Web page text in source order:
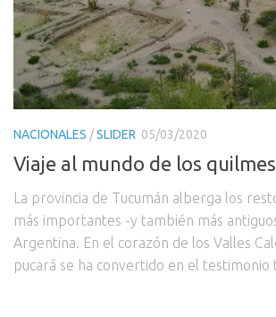
NACIONALES /SLIDER 05/03/2020
Viaje al mundo de los quilmes
La provincia de Tucumán alberga los
más importantes -y también más
Argentina. En el corazón de los Valles
pucará se ha convertido en el testimonio